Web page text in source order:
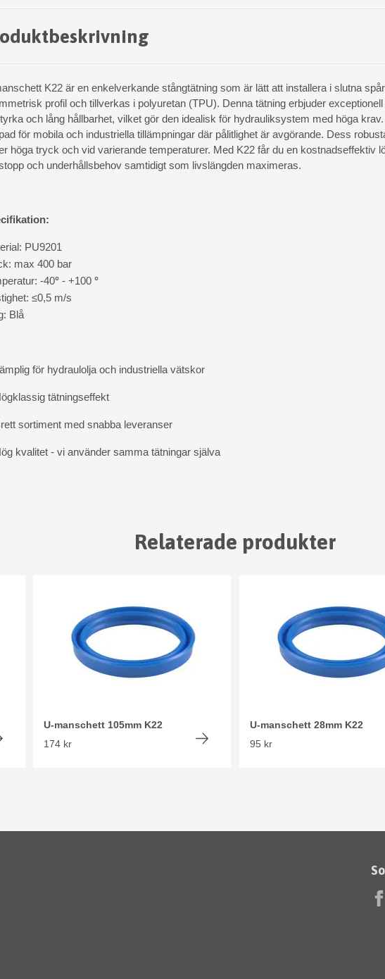
K22 är en enkelverkande stångtätning som är lätt att installera i slutna
profil och tillverkas i polyuretan (TPU). Denna tätning erbjuder
och lång hållbarhet, vilket gör den idealisk för hydrauliksystem med höga
för mobila och industriella tillämpningar där pålitlighet är avgörande. Dess
höga tryck och vid varierande temperaturer. Med K22 får du en kostnadseffektiv
och underhållsbehov samtidigt som livslängden maximeras.
PU9201
max 400 bar
-40° - +100 °
≤0,5 m/s
Blå
för hydraulolja och industriella vätskor
tätningseffekt
sortiment med snabba leveranser
kvalitet - vi använder samma tätningar själva
Relaterade produkter
U-manschett 105mm K22
174 kr
U-manschett 28mm K22
95 kr